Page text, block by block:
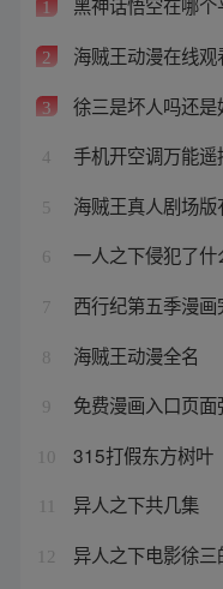
1 黑神话悟空在哪
2 海贼王动漫在线
3 徐三是坏人吗还是
4 手机开空调万能遥
5 海贼王真人剧场版
6 一人之下侵犯了什
7 西行纪第五季漫画
8 海贼王动漫全名
9 免费漫画入口页面
10 315打假东方树叶
异人之下共几集
12 异人之下电影徐三